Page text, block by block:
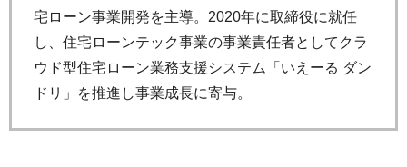
宅ローン事業開発を主導。2020年に取締役に就任
し、住宅ローンテック事業の事業責任者としてクラ
ウド型住宅ローン業務支援システム「いえーる ダン
ドリ」を推進し事業成長に寄与。